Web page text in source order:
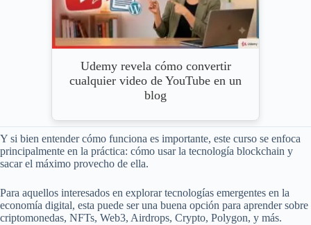
Udemy revela cómo convertir
cualquier video de YouTube en un
blog
Y si bien entender cómo funciona es importante, este curso se enfoca
principalmente en la práctica: cómo usar la tecnología blockchain y
sacar el máximo provecho de ella.
Para aquellos interesados ​​en explorar tecnologías emergentes en la
economía digital, esta puede ser una buena opción para aprender sobre
criptomonedas, NFTs, Web3, Airdrops, Crypto, Polygon, y más.